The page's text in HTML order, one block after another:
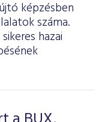
képzésben
száma.
hazai